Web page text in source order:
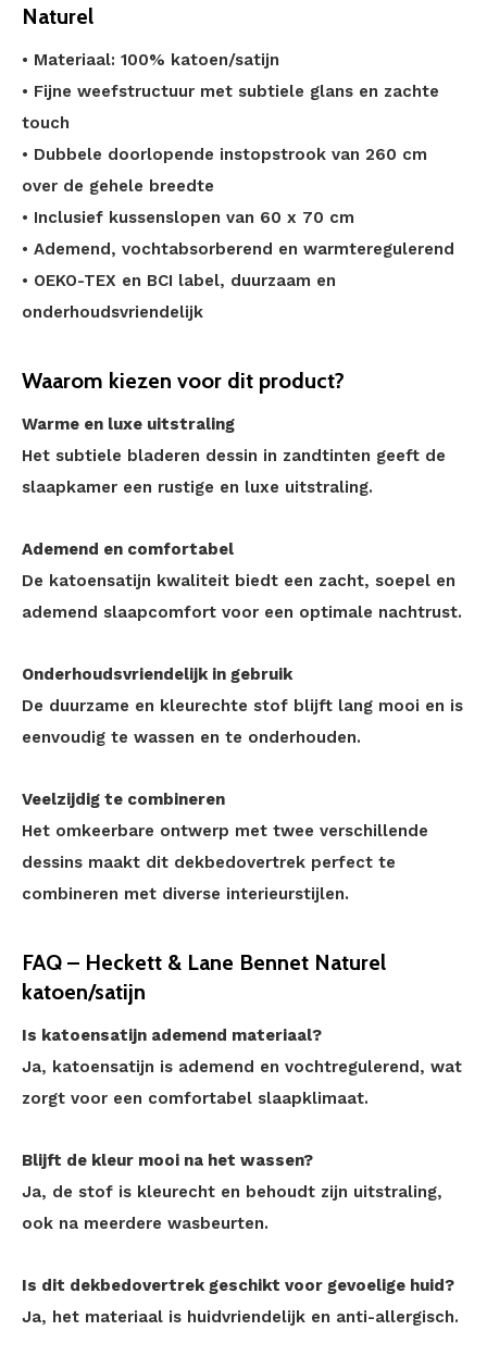
Naturel
• Materiaal: 100% katoen/satijn
• Fijne weefstructuur met subtiele glans en zachte
touch
• Dubbele doorlopende instopstrook van 260 cm
over de gehele breedte
• Inclusief kussenslopen van 60 x 70 cm
• Ademend, vochtabsorberend en warmteregulerend
• OEKO-TEX en BCI label, duurzaam en
onderhoudsvriendelijk
Waarom kiezen voor dit product?
Warme en luxe uitstraling
Het subtiele bladeren dessin in zandtinten geeft de
slaapkamer een rustige en luxe uitstraling.
Ademend en comfortabel
De katoensatijn kwaliteit biedt een zacht, soepel en
ademend slaapcomfort voor een optimale nachtrust.
Onderhoudsvriendelijk in gebruik
De duurzame en kleurechte stof blijft lang mooi en is
eenvoudig te wassen en te onderhouden.
Veelzijdig te combineren
Het omkeerbare ontwerp met twee verschillende
dessins maakt dit dekbedovertrek perfect te
combineren met diverse interieurstijlen.
FAQ – Heckett & Lane Bennet Naturel
katoen/satijn
Is katoensatijn ademend materiaal?
Ja, katoensatijn is ademend en vochtregulerend, wat
zorgt voor een comfortabel slaapklimaat.
Blijft de kleur mooi na het wassen?
Ja, de stof is kleurecht en behoudt zijn uitstraling,
ook na meerdere wasbeurten.
Is dit dekbedovertrek geschikt voor gevoelige huid?
Ja, het materiaal is huidvriendelijk en anti-allergisch.